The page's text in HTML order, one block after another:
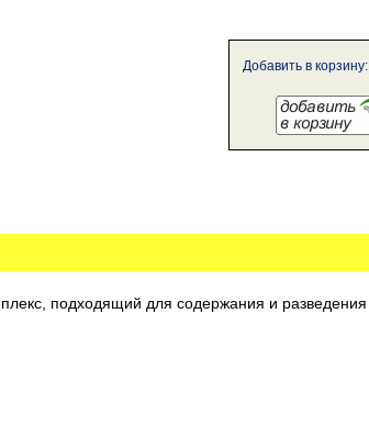
Добавить в корзину:
подходящий для содержания и разведения